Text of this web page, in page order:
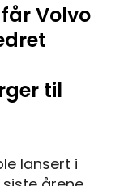
Volvo
til
lansert i